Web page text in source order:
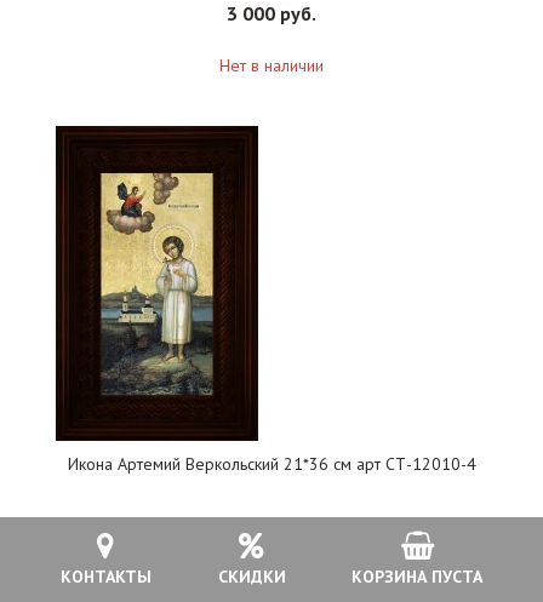
КОНТАКТЫ СКИДКИ КОРЗИНА ПУСТА
3 000 руб.
Нет в наличии
Икона Артемий Веркольский 21*36 см арт СТ-12010-4
3 500 руб.